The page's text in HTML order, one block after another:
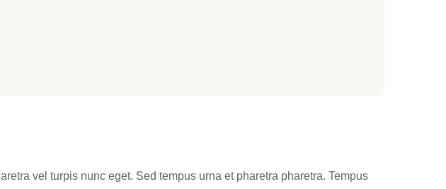
vel turpis nunc eget. Sed tempus urna et pharetra pharetra. Tempus